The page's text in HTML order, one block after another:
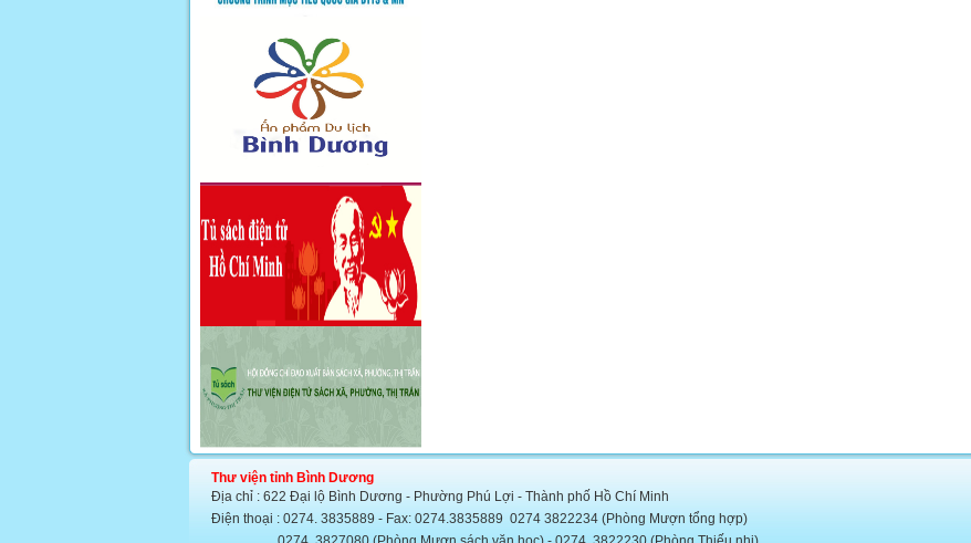
Thư viện tỉnh Bình Dương
Địa chỉ : 622 Đại lộ Bình Dương - Phường Phú Lợi - Thành phố Hồ Chí Minh
Điện thoại : 0274. 3835889 - Fax: 0274.3835889 0274 3822234 (Phòng Mượn tổng hợp)